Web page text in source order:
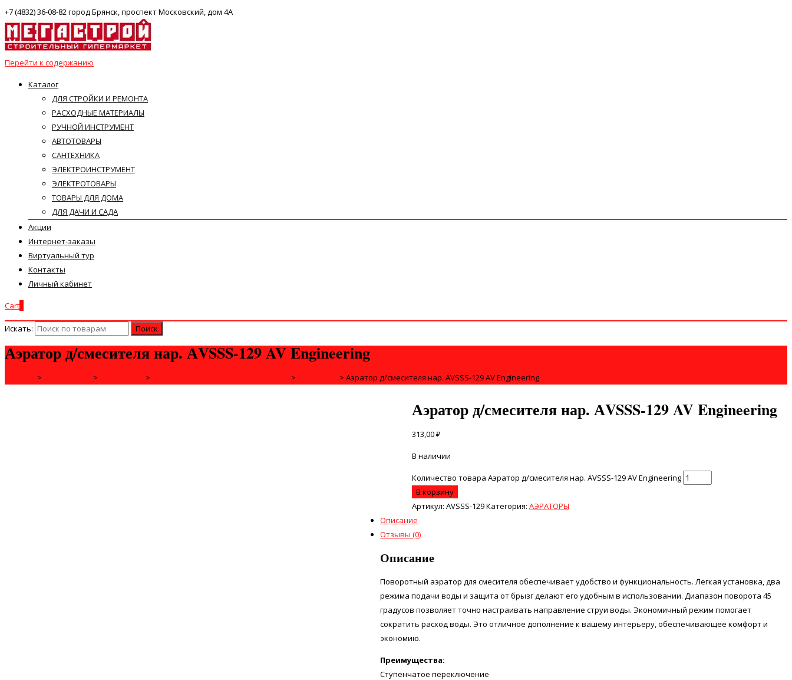
+7 (4832) 36-08-82 город Брянск, проспект Московский, дом 4А
Перейти к содержанию
Каталог
ДЛЯ СТРОЙКИ И РЕМОНТА
РАСХОДНЫЕ МАТЕРИАЛЫ
РУЧНОЙ ИНСТРУМЕНТ
АВТОТОВАРЫ
САНТЕХНИКА
ЭЛЕКТРОИНСТРУМЕНТ
ЭЛЕКТРОТОВАРЫ
ТОВАРЫ ДЛЯ ДОМА
ДЛЯ ДАЧИ И САДА
Акции
Интернет-заказы
Виртуальный тур
Контакты
Личный кабинет
Cart
Искать:
Аэратор д/смесителя нар. АVSSS-129 AV Engineering
> > > > > Аэратор д/смесителя нар. АVSSS-129 AV Engineering
Аэратор д/смесителя нар. АVSSS-129 AV Engineering
313,00₽
В наличии
Количество товара Аэратор д/смесителя нар. АVSSS-129 AV Engineering
В корзину
Артикул: AVSSS-129Категория: АЭРАТОРЫ
Описание
Отзывы (0)
Описание
Поворотный аэратор для смесителя обеспечивает удобство и функциональность. Легкая установка, два
режима подачи воды и защита от брызг делают его удобным в использовании. Диапазон поворота 45
градусов позволяет точно настраивать направление струи воды. Экономичный режим помогает
сократить расход воды. Это отличное дополнение к вашему интерьеру, обеспечивающее комфорт и
экономию.
Преимущества:
Ступенчатое переключение